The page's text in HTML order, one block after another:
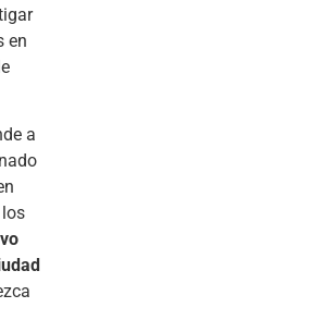
en
a